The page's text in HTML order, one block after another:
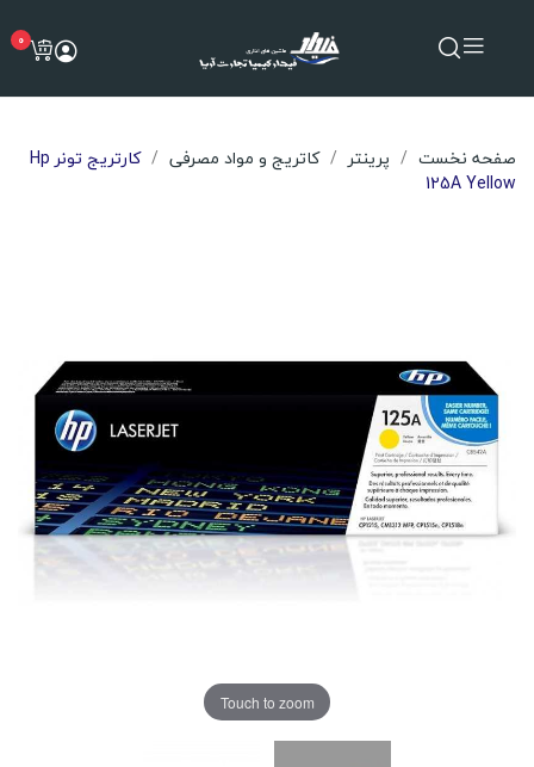
0
صفحه نخست پرینتر کاتریج و مواد مصرفی
کارتریج تونر Hp
125A Yellow
Touch to zoom